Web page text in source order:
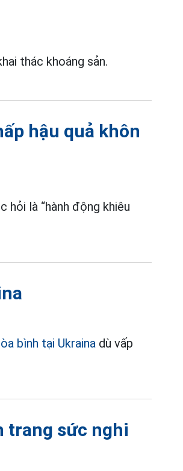
thác khoáng sản.
hậu quả khôn
hỏi là “hành động khiêu
bình tại Ukraina dù vấp
trang sức nghi